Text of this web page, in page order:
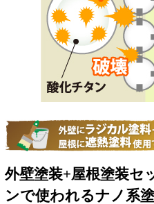
外壁塗装+屋根塗装セ
ンで使われるナノ系